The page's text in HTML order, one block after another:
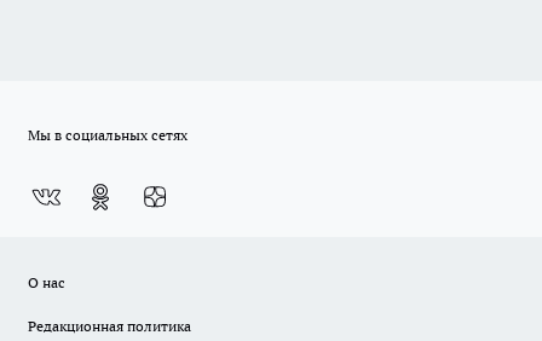
Мы в социальных сетях
О нас
Редакционная политика